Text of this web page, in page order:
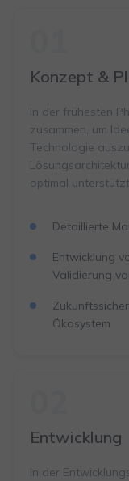
Konzept &
In der frühesten
zusammen, um
Technologie
optimal
Detaillierte
Entwicklung
Validierung
Ökosystem
Entwicklung
In der